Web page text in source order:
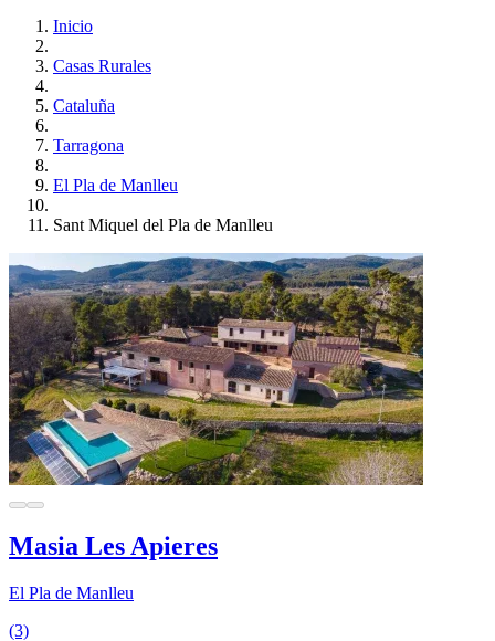
Inicio
Casas Rurales
Cataluña
Tarragona
El Pla de Manlleu
Sant Miquel del Pla de Manlleu
Masia Les Apieres
El Pla de Manlleu
(3)